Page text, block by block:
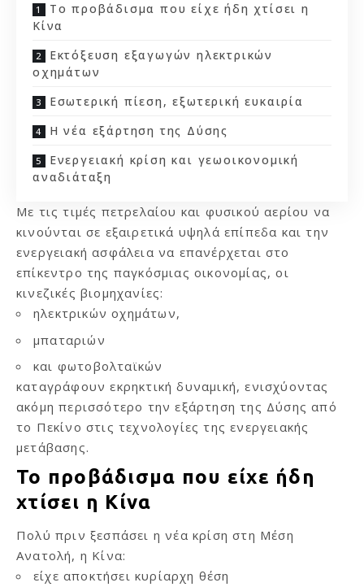
Το προβάδισμα που είχε ήδη χτίσει η
Κίνα
Εκτόξευση εξαγωγών ηλεκτρικών
οχημάτων
Εσωτερική πίεση, εξωτερική ευκαιρία
Η νέα εξάρτηση της Δύσης
Ενεργειακή κρίση και γεωοικονομική
αναδιάταξη
Με τις τιμές πετρελαίου και φυσικού αερίου να
κινούνται σε εξαιρετικά υψηλά επίπεδα και την
ενεργειακή ασφάλεια να επανέρχεται στο
επίκεντρο της παγκόσμιας οικονομίας, οι
κινεζικές βιομηχανίες:
ηλεκτρικών οχημάτων,
μπαταριών
και φωτοβολταϊκών
καταγράφουν εκρηκτική δυναμική, ενισχύοντας
ακόμη περισσότερο την εξάρτηση της Δύσης από
το Πεκίνο στις τεχνολογίες της ενεργειακής
μετάβασης.
Το προβάδισμα που είχε ήδη
χτίσει η Κίνα
Πολύ πριν ξεσπάσει η νέα κρίση στη Μέση
Ανατολή, η Κίνα:
είχε αποκτήσει κυρίαρχη θέση